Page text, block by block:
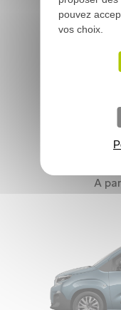
A
pouvez
vos choix.